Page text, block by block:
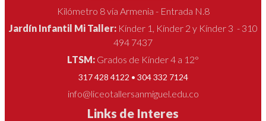
Kilómetro 8 vía Armenia - Entrada N.8
Jardín Infantil Mi Taller: Kínder 1, Kínder 2 y Kínder 3 - 310
494 7437
LTSM: Grados de Kínder 4 a 12°
317 428 4122 • 304 332 7124
info@liceotallersanmiguel.edu.co
Links de Interes